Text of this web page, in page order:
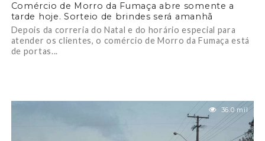
Comércio de Morro da Fumaça abre somente a
tarde hoje. Sorteio de brindes será amanhã
Depois da correria do Natal e do horário especial para
atender os clientes, o comércio de Morro da Fumaça está
de portas...
36.0 mil